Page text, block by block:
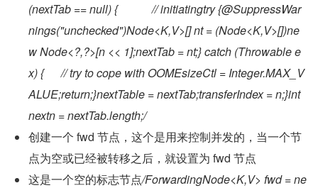
(nextTab == null) {            // initiatingtry {@SuppressWar
nings("unchecked")Node<K,V>[] nt = (Node<K,V>[])ne
w Node<?,?>[n << 1];nextTab = nt;} catch (Throwable e
x) {      // try to cope with OOMEsizeCtl = Integer.MAX_V
ALUE;return;}nextTable = nextTab;transferIndex = n;}int
nextn = nextTab.length;/
创建一个 fwd 节点，这个是用来控制并发的，当一个节
点为空或已经被转移之后，就设置为 fwd 节点
这是一个空的标志节点/ForwardingNode<K,V> fwd = ne